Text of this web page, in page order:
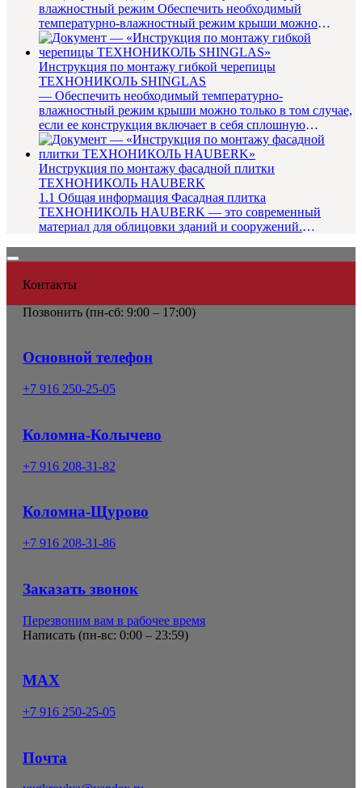
влажностный режим Обеспечить необходимый
температурно-влажностный режим крыши можно
только в том случае, если ее констр...
Инструкция по монтажу гибкой черепицы
ТЕХНОНИКОЛЬ SHINGLAS
— Обеспечить необходимый температурно-
влажностный режим крыши можно только в том случае,
если ее конструкция включает в себя сплошную
пароизоляцию, необходимую для д...
Инструкция по монтажу фасадной плитки
ТЕХНОНИКОЛЬ HAUBERK
1.1 Общая информация Фасадная плитка
ТЕХНОНИКОЛЬ HAUBERK — это современный
материал для облицовки зданий и сооружений.
Контакты
Позвонить (пн-сб: 9:00 – 17:00)
Основной телефон
+7 916 250-25-05
Коломна-Колычево
+7 916 208-31-82
Коломна-Щурово
+7 916 208-31-86
Заказать звонок
Перезвоним вам в рабочее время
Написать (пн-вс: 0:00 – 23:59)
MAX
+7 916 250-25-05
Почта